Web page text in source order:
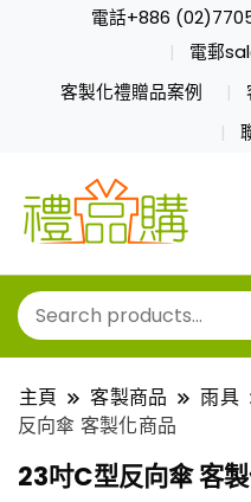
電話+886
電郵
客製化禮贈品案例
主頁 客製商品 雨具
反向傘 客製化商品
23吋C型反向傘 客